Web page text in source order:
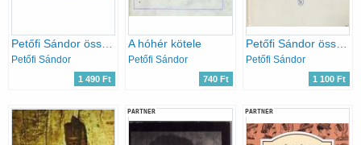
Petőfi Sándor összes költeményei I-II.
Petőfi Sándor
1 490 Ft
A hóhér kötele
Petőfi Sándor
740 Ft
Petőfi Sándor összes költeményei II.
Petőfi Sándor
1 100 Ft
PARTNER PARTNER